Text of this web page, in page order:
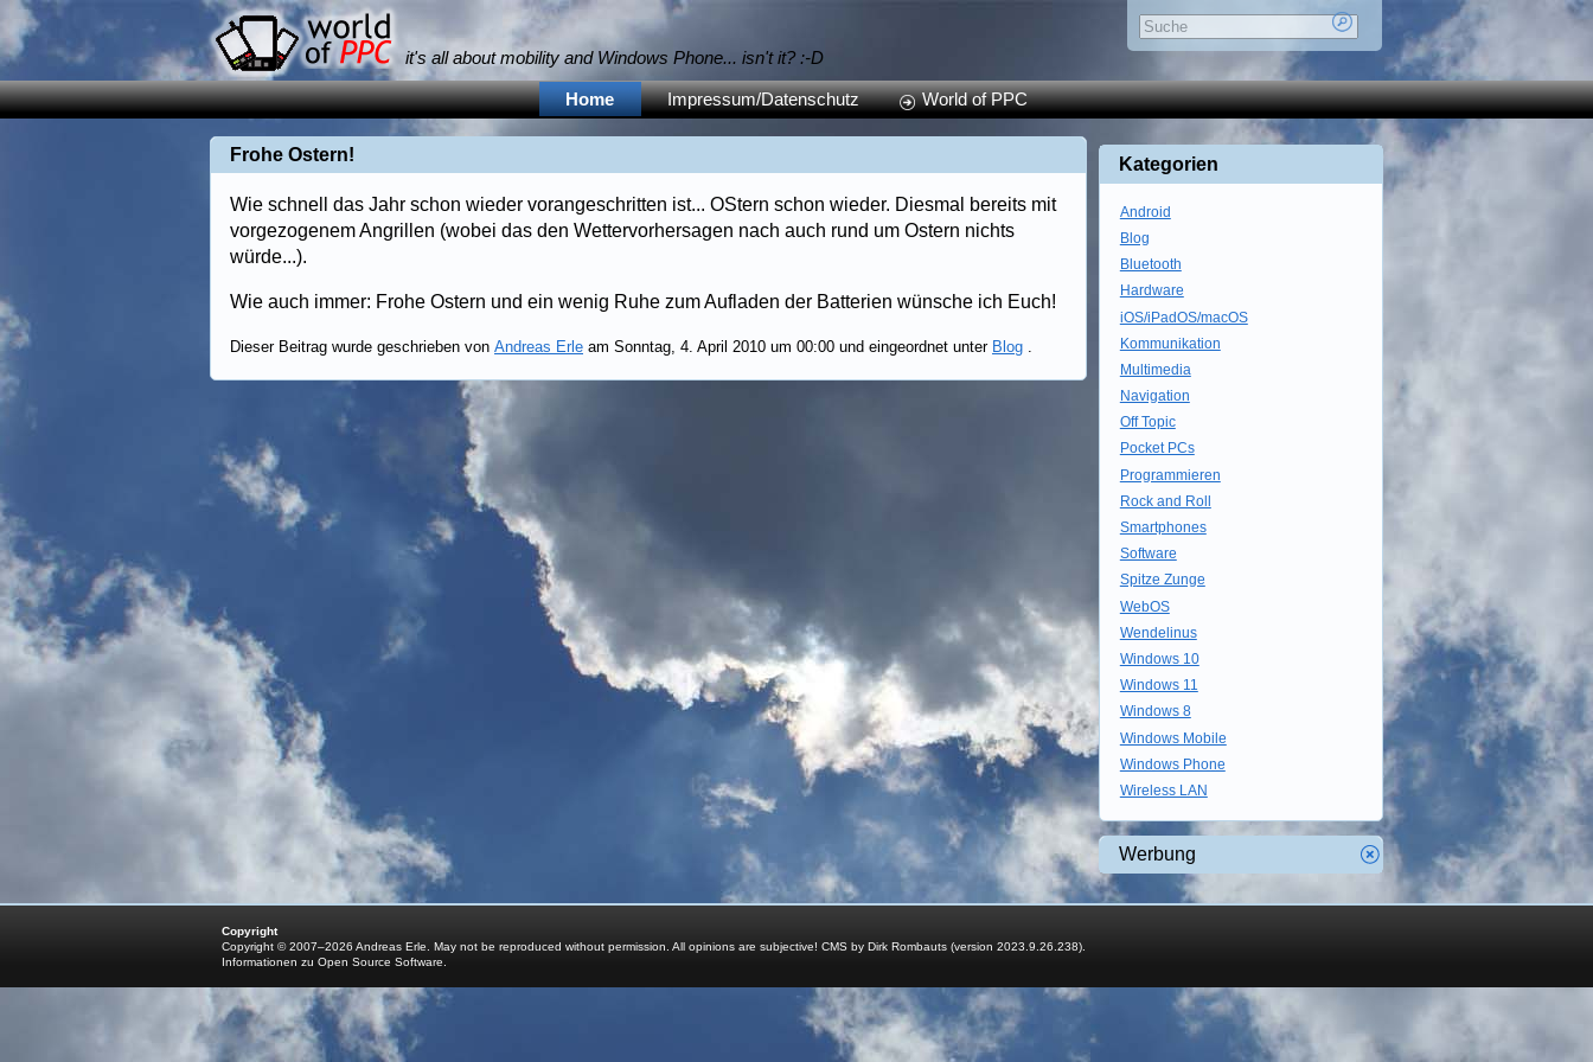
it's all about mobility and Windows Phone... isn't it? :-D
Home Impressum/Datenschutz World of PPC
Frohe Ostern!
Wie schnell das Jahr schon wieder vorangeschritten ist... OStern schon wieder. Diesmal bereits mit
vorgezogenem Angrillen (wobei das den Wettervorhersagen nach auch rund um Ostern nichts
würde...).
Wie auch immer: Frohe Ostern und ein wenig Ruhe zum Aufladen der Batterien wünsche ich Euch!
Dieser Beitrag wurde geschrieben von Andreas Erle am Sonntag, 4. April 2010 um 00:00 und eingeordnet unter Blog .
Kategorien
Android
Blog
Bluetooth
Hardware
iOS/iPadOS/macOS
Kommunikation
Multimedia
Navigation
Off Topic
Pocket PCs
Programmieren
Rock and Roll
Smartphones
Software
Spitze Zunge
WebOS
Wendelinus
Windows 10
Windows 11
Windows 8
Windows Mobile
Windows Phone
Wireless LAN
Werbung
Copyright
Copyright © 2007–2026 Andreas Erle. May not be reproduced without permission. All opinions are subjective! CMS by Dirk Rombauts (version 2023.9.26.238).
Informationen zu Open Source Software